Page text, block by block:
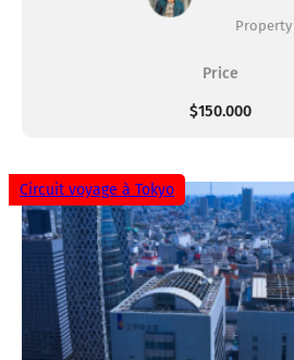
Property
Price
$150.000
Circuit voyage à Tokyo